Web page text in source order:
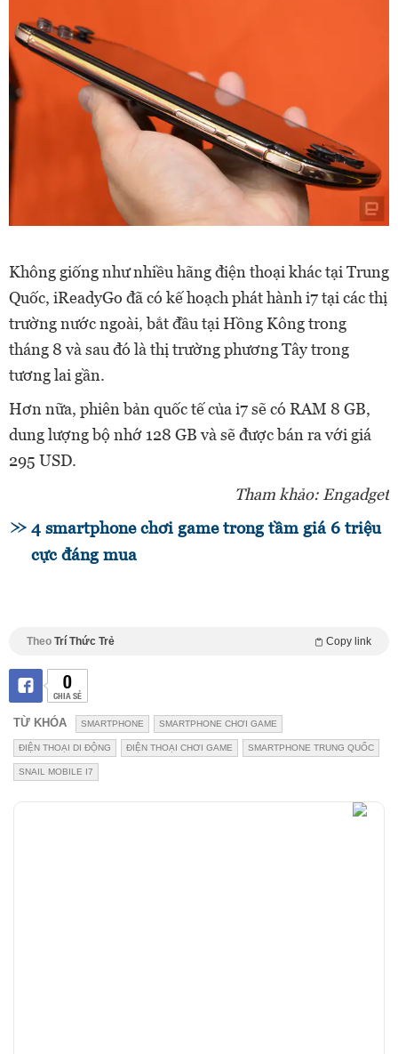
Không giống như nhiều hãng điện thoại khác tại Trung
Quốc, iReadyGo đã có kế hoạch phát hành i7 tại các thị
trường nước ngoài, bắt đầu tại Hồng Kông trong
tháng 8 và sau đó là thị trường phương Tây trong
tương lai gần.
Hơn nữa, phiên bản quốc tế của i7 sẽ có RAM 8 GB,
dung lượng bộ nhớ 128 GB và sẽ được bán ra với giá
295 USD.
Tham khảo: Engadget
4 smartphone chơi game trong tầm giá 6 triệu
cực đáng mua
Theo Trí Thức Trẻ Copy link
0
CHIA SẺ
TỪ KHÓA SMARTPHONE SMARTPHONE CHƠI GAME
ĐIỆN THOẠI DI ĐỘNG ĐIỆN THOẠI CHƠI GAME SMARTPHONE TRUNG QUỐC
SNAIL MOBILE I7